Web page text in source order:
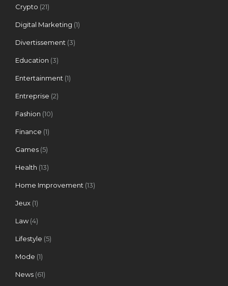
Crypto (21)
Digital Marketing (1)
Divertissement (3)
Education (3)
Entertainment (1)
Entreprise (2)
Fashion (10)
Finance (1)
Games (5)
Health (13)
Home Improvement (13)
Jeux (1)
Law(4)
Lifestyle (5)
Mode (1)
News (61)